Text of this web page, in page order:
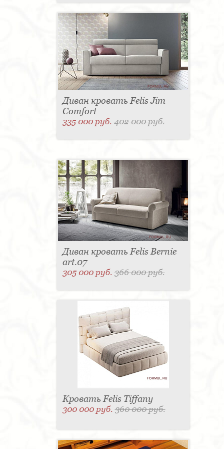
Диван кровать Felis Jim
Comfort
335 000 руб.402 000 руб.
Диван кровать Felis Bernie
art.07
305 000 руб.366 000 руб.
Кровать Felis Tiffany
300 000 руб.360 000 руб.